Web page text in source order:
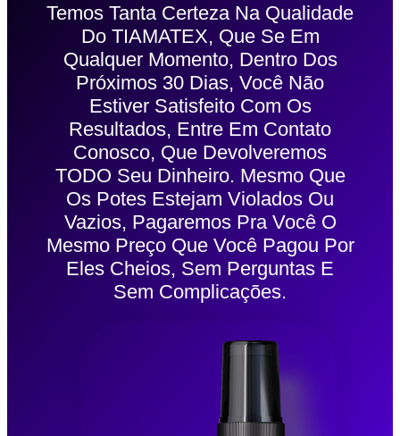
Temos Tanta Certeza Na Qualidade
Do TIAMATEX, Que Se Em
Qualquer Momento, Dentro Dos
Próximos 30 Dias, Você Não
Estiver Satisfeito Com Os
Resultados, Entre Em Contato
Conosco, Que Devolveremos
TODO Seu Dinheiro. Mesmo Que
Os Potes Estejam Violados Ou
Vazios, Pagaremos Pra Você O
Mesmo Preço Que Você Pagou Por
Eles Cheios, Sem Perguntas E
Sem Complicações.